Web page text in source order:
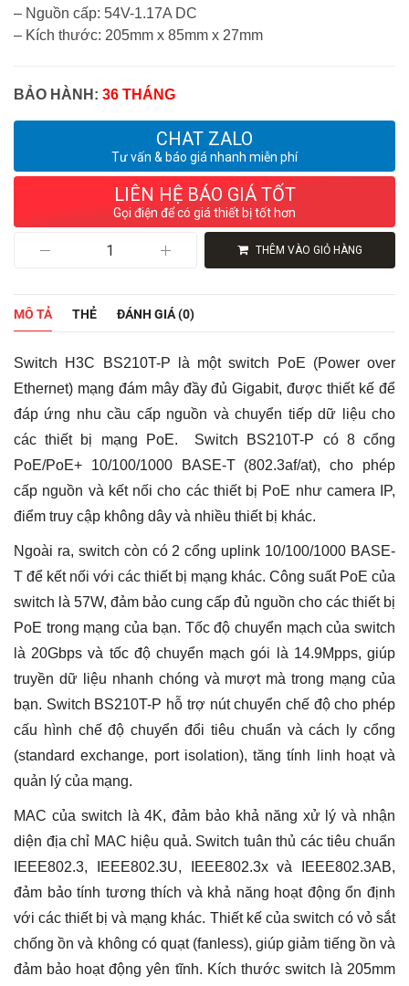
– Nguồn cấp: 54V-1.17A DC
– Kích thước: 205mm x 85mm x 27mm
BẢO HÀNH: 36 THÁNG
CHAT ZALO
Tư vấn & báo giá nhanh miễn phí
LIÊN HỆ BÁO GIÁ TỐT
Gọi điện để có giá thiết bị tốt hơn
H3C
Chính
Hãng
Nam
|
Bộ
Chuyển
Mạch
8
PoE/PoE+,
2
Cổng
Uplink
Tốc
Độ
20Gbps
số
lượng
THÊM VÀO GIỎ HÀNG
MÔ TẢ THẺ ĐÁNH GIÁ (0)
Switch H3C BS210T-P là một switch PoE (Power over
Ethernet) mạng đám mây đầy đủ Gigabit, được thiết kế để
đáp ứng nhu cầu cấp nguồn và chuyển tiếp dữ liệu cho
các thiết bị mạng PoE. Switch BS210T-P có 8 cổng
PoE/PoE+ 10/100/1000 BASE-T (802.3af/at), cho phép
cấp nguồn và kết nối cho các thiết bị PoE như camera IP,
điểm truy cập không dây và nhiều thiết bị khác.
Ngoài ra, switch còn có 2 cổng uplink 10/100/1000 BASE-
T để kết nối với các thiết bị mạng khác. Công suất PoE của
switch là 57W, đảm bảo cung cấp đủ nguồn cho các thiết bị
PoE trong mạng của bạn. Tốc độ chuyển mạch của switch
là 20Gbps và tốc độ chuyển mạch gói là 14.9Mpps, giúp
truyền dữ liệu nhanh chóng và mượt mà trong mạng của
bạn. Switch BS210T-P hỗ trợ nút chuyển chế độ cho phép
cấu hình chế độ chuyển đổi tiêu chuẩn và cách ly cổng
(standard exchange, port isolation), tăng tính linh hoạt và
quản lý của mạng.
MAC của switch là 4K, đảm bảo khả năng xử lý và nhận
diện địa chỉ MAC hiệu quả. Switch tuân thủ các tiêu chuẩn
IEEE802.3, IEEE802.3U, IEEE802.3x và IEEE802.3AB,
đảm bảo tính tương thích và khả năng hoạt động ổn định
với các thiết bị và mạng khác. Thiết kế của switch có vỏ sắt
chống ồn và không có quạt (fanless), giúp giảm tiếng ồn và
đảm bảo hoạt động yên tĩnh. Kích thước switch là 205mm